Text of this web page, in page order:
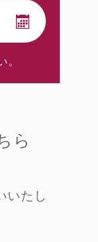
。
ら
いたし